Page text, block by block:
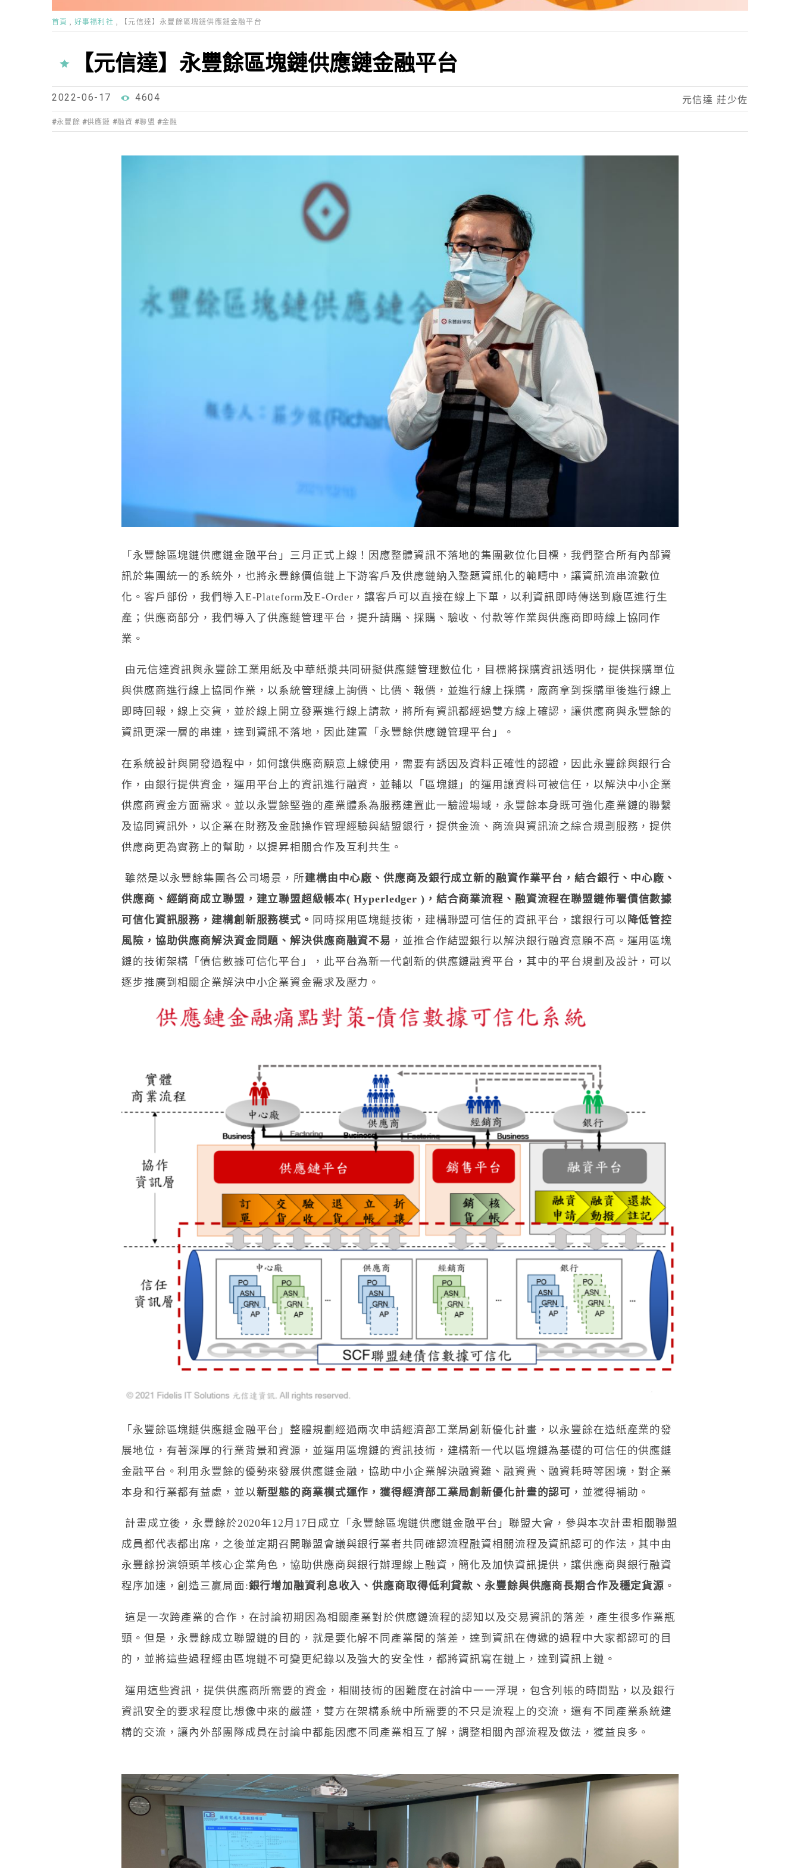
首頁 好事福利社 【元信達】永豐餘區塊鏈供應鏈金融平台
【元信達】永豐餘區塊鏈供應鏈金融平台
2022-06-17 4604 元信達 莊少佐
永豐餘 供應鏈 融資 聯盟 金融
「永豐餘區塊鏈供應鏈金融平台」三月正式上線！因應整體資訊不落地的集團數位化目標，我們整合所有內部資
訊於集團統一的系統外，也將永豐餘價值鏈上下游客戶及供應鏈納入整題資訊化的範疇中，讓資訊流串流數位
化。客戶部份，我們導入E-Plateform及E-Order，讓客戶可以直接在線上下單，以利資訊即時傳送到廠區進行生
產；供應商部分，我們導入了供應鏈管理平台，提升請購、採購、驗收、付款等作業與供應商即時線上協同作
業。
由元信達資訊與永豐餘工業用紙及中華紙漿共同研擬供應鏈管理數位化，目標將採購資訊透明化，提供採購單位
與供應商進行線上協同作業，以系統管理線上詢價、比價、報價，並進行線上採購，廠商拿到採購單後進行線上
即時回報，線上交貨，並於線上開立發票進行線上請款，將所有資訊都經過雙方線上確認，讓供應商與永豐餘的
資訊更深一層的串連，達到資訊不落地，因此建置「永豐餘供應鏈管理平台」。
在系統設計與開發過程中，如何讓供應商願意上線使用，需要有誘因及資料正確性的認證，因此永豐餘與銀行合
作，由銀行提供資金，運用平台上的資訊進行融資，並輔以「區塊鏈」的運用讓資料可被信任，以解決中小企業
供應商資金方面需求。並以永豐餘堅強的產業體系為服務建置此一驗證場域，永豐餘本身既可強化產業鏈的聯繫
及協同資訊外，以企業在財務及金融操作管理經驗與結盟銀行，提供金流、商流與資訊流之綜合規劃服務，提供
供應商更為實務上的幫助，以提昇相關合作及互利共生。
雖然是以永豐餘集團各公司場景，所建構由中心廠、供應商及銀行成立新的融資作業平台，結合銀行、中心廠、
供應商、經銷商成立聯盟，建立聯盟超級帳本( Hyperledger )，結合商業流程、融資流程在聯盟鏈佈署債信數據
可信化資訊服務，建構創新服務模式。 同時採用區塊鏈技術，建構聯盟可信任的資訊平台，讓銀行可以 降低管控
風險，協助供應商解決資金問題、解決供應商融資不易 ，並推合作結盟銀行以解決銀行融資意願不高。運用區塊
鏈的技術架構「債信數據可信化平台」，此平台為新一代創新的供應鏈融資平台，其中的平台規劃及設計，可以
逐步推廣到相關企業解決中小企業資金需求及壓力。
「永豐餘區塊鏈供應鏈金融平台」整體規劃經過兩次申請經濟部工業局創新優化計畫，以永豐餘在造紙產業的發
展地位，有著深厚的行業背景和資源，並運用區塊鏈的資訊技術，建構新一代以區塊鏈為基礎的可信任的供應鏈
金融平台。利用永豐餘的優勢來發展供應鏈金融，協助中小企業解決融資難、融資貴、融資耗時等困境，對企業
本身和行業都有益處，並以新型態的商業模式運作，獲得經濟部工業局創新優化計畫的認可 ，並獲得補助。
計畫成立後，永豐餘於2020年12月17日成立「永豐餘區塊鏈供應鏈金融平台」聯盟大會，參與本次計畫相關聯盟
成員都代表都出席，之後並定期召開聯盟會議與銀行業者共同確認流程融資相關流程及資訊認可的作法，其中由
永豐餘扮演領頭羊核心企業角色，協助供應商與銀行辦理線上融資，簡化及加快資訊提供，讓供應商與銀行融資
程序加速，創造三贏局面:銀行增加融資利息收入、供應商取得低利貸款、永豐餘與供應商長期合作及穩定貨源 。
這是一次跨產業的合作，在討論初期因為相關產業對於供應鏈流程的認知以及交易資訊的落差，產生很多作業瓶
頸。但是，永豐餘成立聯盟鏈的目的，就是要化解不同產業間的落差，達到資訊在傳遞的過程中大家都認可的目
的，並將這些過程經由區塊鏈不可變更紀錄以及強大的安全性，都將資訊寫在鏈上，達到資訊上鏈。
運用這些資訊，提供供應商所需要的資金，相關技術的困難度在討論中一一浮現，包含列帳的時間點，以及銀行
資訊安全的要求程度比想像中來的嚴謹，雙方在架構系統中所需要的不只是流程上的交流，還有不同產業系統建
構的交流，讓內外部團隊成員在討論中都能因應不同產業相互了解，調整相關內部流程及做法，獲益良多。